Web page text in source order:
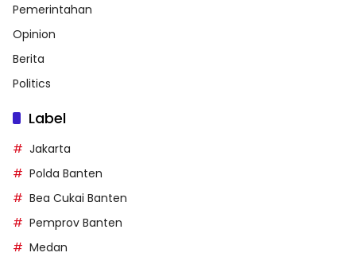
Pemerintahan
Opinion
Berita
Politics
Label
Jakarta
Polda Banten
Bea Cukai Banten
Pemprov Banten
Medan